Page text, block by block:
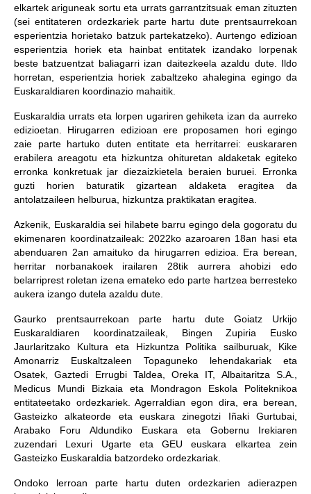
elkartek ariguneak sortu eta urrats garrantzitsuak eman zituzten
(sei entitateren ordezkariek parte hartu dute prentsaurrekoan
esperientzia horietako batzuk partekatzeko). Aurtengo edizioan
esperientzia horiek eta hainbat entitatek izandako lorpenak
beste batzuentzat baliagarri izan daitezkeela azaldu dute. Ildo
horretan, esperientzia horiek zabaltzeko ahalegina egingo da
Euskaraldiaren koordinazio mahaitik.
Euskaraldia urrats eta lorpen ugariren gehiketa izan da aurreko
edizioetan. Hirugarren edizioan ere proposamen hori egingo
zaie parte hartuko duten entitate eta herritarrei: euskararen
erabilera areagotu eta hizkuntza ohituretan aldaketak egiteko
erronka konkretuak jar diezaizkietela beraien buruei. Erronka
guzti horien baturatik gizartean aldaketa eragitea da
antolatzaileen helburua, hizkuntza praktikatan eragitea.
Azkenik, Euskaraldia sei hilabete barru egingo dela gogoratu du
ekimenaren koordinatzaileak: 2022ko azaroaren 18an hasi eta
abenduaren 2an amaituko da hirugarren edizioa. Era berean,
herritar norbanakoek irailaren 28tik aurrera ahobizi edo
belarriprest roletan izena emateko edo parte hartzea berresteko
aukera izango dutela azaldu dute.
Gaurko prentsaurrekoan parte hartu dute Goiatz Urkijo
Euskaraldiaren koordinatzaileak, Bingen Zupiria Eusko
Jaurlaritzako Kultura eta Hizkuntza Politika sailburuak, Kike
Amonarriz Euskaltzaleen Topaguneko lehendakariak eta
Osatek, Gaztedi Errugbi Taldea, Oreka IT, Albaitaritza S.A.,
Medicus Mundi Bizkaia eta Mondragon Eskola Politeknikoa
entitateetako ordezkariek. Agerraldian egon dira, era berean,
Gasteizko alkateorde eta euskara zinegotzi Iñaki Gurtubai,
Arabako Foru Aldundiko Euskara eta Gobernu Irekiaren
zuzendari Lexuri Ugarte eta GEU euskara elkartea zein
Gasteizko Euskaraldia batzordeko ordezkariak.
Ondoko lerroan parte hartu duten ordezkarien adierazpen